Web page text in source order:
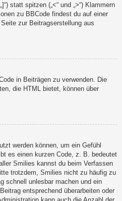
statt spitzen („<“ und „>“) Klammern
zu BBCode findest du auf einer
zur Beitragserstellung aus
in Beiträgen zu verwenden. Die
die HTML bietet, können über
werden können, um ein Gefühl
es einen kurzen Code, z. B. bedeutet
Smilies kannst du beim Verfassen
trotzdem, Smilies nicht zu häufig zu
schnell unlesbar machen und ein
entsprechend überarbeiten oder